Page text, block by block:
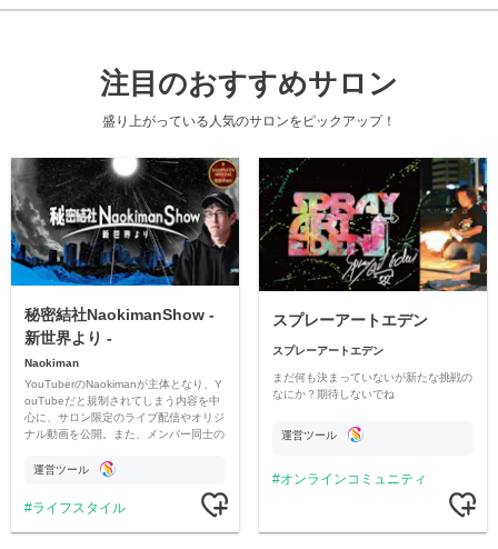
注目のおすすめサロン
盛り上がっている人気のサロンをピックアップ！
秘密結社NaokimanShow -
新世界より -
Naokiman
YouTuberのNaokimanが主体となり、Y
ouTubeだと規制されてしまう内容を中
心に、サロン限定のライブ配信やオリジ
ナル動画を公開。また、メンバー同士の
ただいています。
運営ツール
ライフスタイル
スプレーアートエデン
スプレーアートエデン
まだ何も決まっていないが新たな挑戦の
なにか？期待しないでね
運営ツール
オンラインコミュニティ